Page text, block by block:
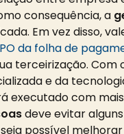
consequência, a
Em vez disso,
da folha de
terceirização. Com
e da
executado com
deve evitar
possível